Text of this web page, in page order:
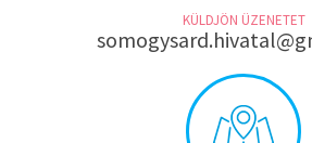
KÜLDJÖN ÜZENETET